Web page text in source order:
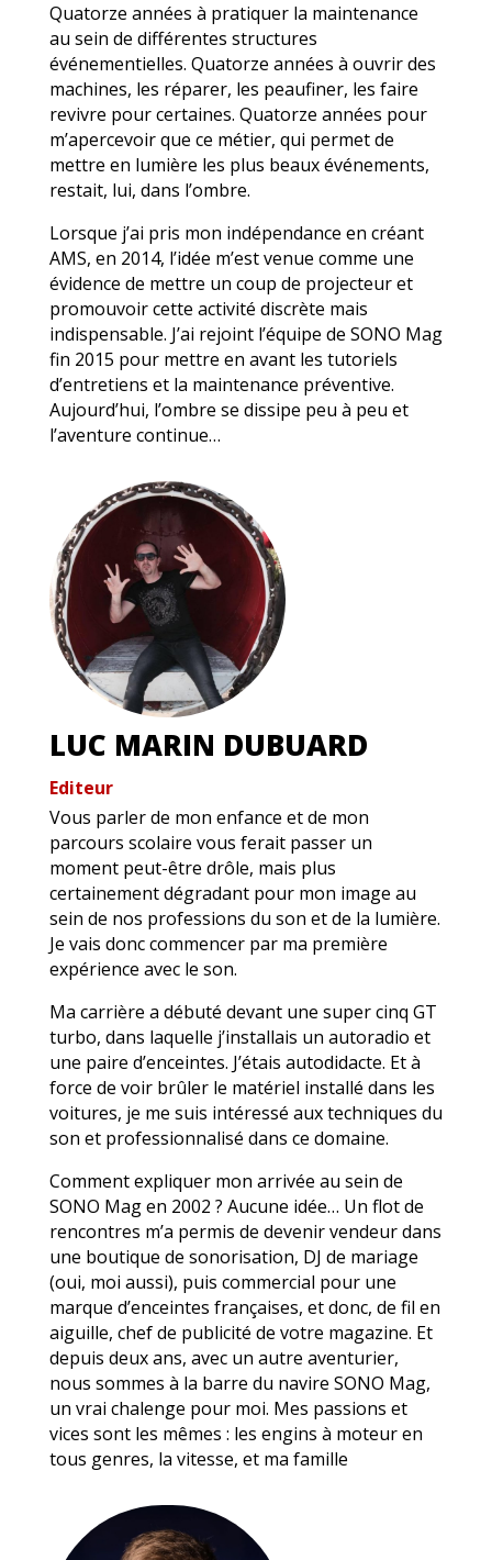
Quatorze années à pratiquer la maintenance
au sein de différentes structures
événementielles. Quatorze années à ouvrir des
machines, les réparer, les peaufiner, les faire
revivre pour certaines. Quatorze années pour
m’apercevoir que ce métier, qui permet de
mettre en lumière les plus beaux événements,
restait, lui, dans l’ombre.
Lorsque j’ai pris mon indépendance en créant
AMS, en 2014, l’idée m’est venue comme une
évidence de mettre un coup de projecteur et
promouvoir cette activité discrète mais
indispensable. J’ai rejoint l’équipe de SONO Mag
fin 2015 pour mettre en avant les tutoriels
d’entretiens et la maintenance préventive.
Aujourd’hui, l’ombre se dissipe peu à peu et
l’aventure continue…
LUC MARIN DUBUARD
Editeur
Vous parler de mon enfance et de mon
parcours scolaire vous ferait passer un
moment peut-être drôle, mais plus
certainement dégradant pour mon image au
sein de nos professions du son et de la lumière.
Je vais donc commencer par ma première
expérience avec le son.
Ma carrière a débuté devant une super cinq GT
turbo, dans laquelle j’installais un autoradio et
une paire d’enceintes. J’étais autodidacte. Et à
force de voir brûler le matériel installé dans les
voitures, je me suis intéressé aux techniques du
son et professionnalisé dans ce domaine.
Comment expliquer mon arrivée au sein de
SONO Mag en 2002 ? Aucune idée… Un flot de
rencontres m’a permis de devenir vendeur dans
une boutique de sonorisation, DJ de mariage
(oui, moi aussi), puis commercial pour une
marque d’enceintes françaises, et donc, de fil en
aiguille, chef de publicité de votre magazine. Et
depuis deux ans, avec un autre aventurier,
nous sommes à la barre du navire SONO Mag,
un vrai chalenge pour moi. Mes passions et
vices sont les mêmes : les engins à moteur en
tous genres, la vitesse, et ma famille